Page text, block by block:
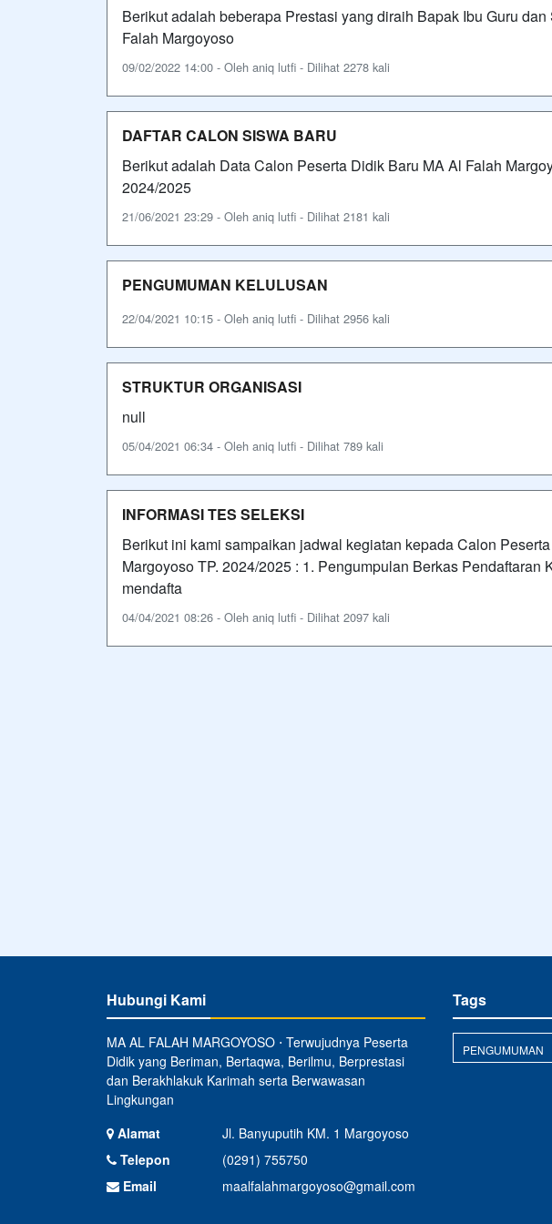
Berikut adalah beberapa Prestasi yang diraih Bapak Ibu Guru
Falah Margoyoso
09/02/2022 14:00 - Oleh aniq lutfi - Dilihat 2278 kali
DAFTAR CALON SISWA BARU
Berikut adalah Data Calon Peserta Didik Baru MA Al Falah
2024/2025
21/06/2021 23:29 - Oleh aniq lutfi - Dilihat 2181 kali
PENGUMUMAN KELULUSAN
22/04/2021 10:15 - Oleh aniq lutfi - Dilihat 2956 kali
STRUKTUR ORGANISASI
null
05/04/2021 06:34 - Oleh aniq lutfi - Dilihat 789 kali
INFORMASI TES SELEKSI
Berikut ini kami sampaikan jadwal kegiatan kepada Calon
Margoyoso TP. 2024/2025 : 1. Pengumpulan Berkas Pendaftaran
mendafta
04/04/2021 08:26 - Oleh aniq lutfi - Dilihat 2097 kali
Hubungi Kami
MA AL FALAH MARGOYOSO ⋅ Terwujudnya Peserta
Didik yang Beriman, Bertaqwa, Berilmu, Berprestasi
dan Berakhlakuk Karimah serta Berwawasan
Lingkungan
Alamat
Jl. Banyuputih KM. 1 Margoyoso
Telepon
(0291) 755750
Email
maalfalahmargoyoso@gmail.com
Tags
PENGUMUMAN